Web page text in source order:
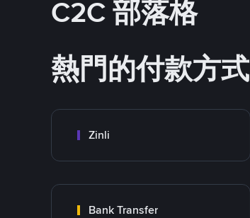
C2C 部落格
熱門的付款方式
Zinli
Bank Transfer